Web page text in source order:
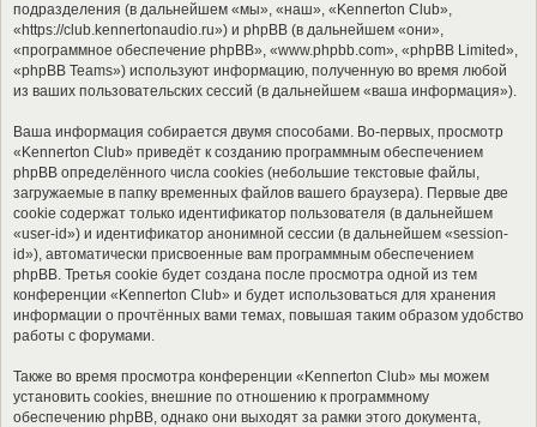
подразделения (в дальнейшем «мы», «наш», «Kennerton Club»,
«https://club.kennertonaudio.ru») и phpBB (в дальнейшем «они»,
«программное обеспечение phpBB», «www.phpbb.com», «phpBB Limited»,
«phpBB Teams») используют информацию, полученную во время любой
из ваших пользовательских сессий (в дальнейшем «ваша информация»).
Ваша информация собирается двумя способами. Во-первых, просмотр
«Kennerton Club» приведёт к созданию программным обеспечением
phpBB определённого числа cookies (небольшие текстовые файлы,
загружаемые в папку временных файлов вашего браузера). Первые две
cookie содержат только идентификатор пользователя (в дальнейшем
«user-id») и идентификатор анонимной сессии (в дальнейшем «session-
id»), автоматически присвоенные вам программным обеспечением
phpBB. Третья cookie будет создана после просмотра одной из тем
конференции «Kennerton Club» и будет использоваться для хранения
информации о прочтённых вами темах, повышая таким образом удобство
работы с форумами.
Также во время просмотра конференции «Kennerton Club» мы можем
установить cookies, внешние по отношению к программному
обеспечению phpBB, однако они выходят за рамки этого документа,